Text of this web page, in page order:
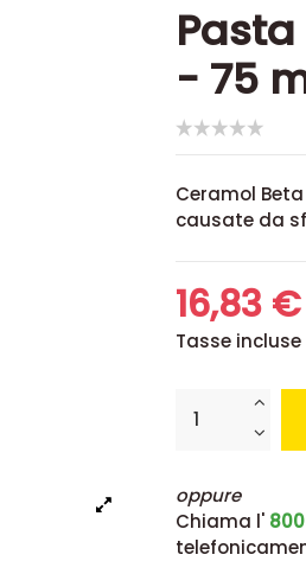
- 75
Ceramol
causate da
16,83 €
Tasse incluse
oppure
Chiama l'